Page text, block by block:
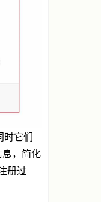
时它们
，简化
册过